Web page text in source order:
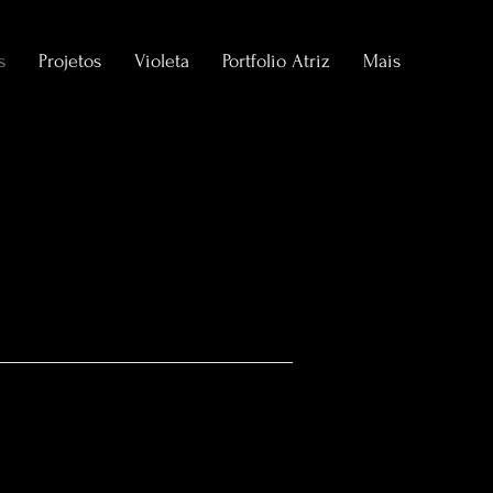
Projetos Violeta Portfolio Atriz Mais